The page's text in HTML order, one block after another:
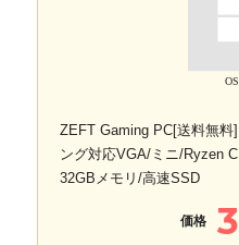
ZEFT Gaming PC[送料無
ング対応VGA/ミニ/Ryzen
32GBメモリ/高速SSD
価格